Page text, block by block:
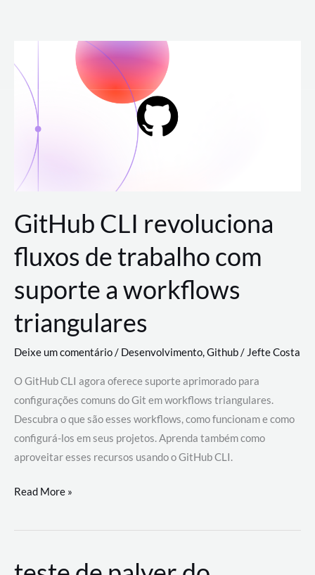
para
conteúdo
GitHub CLI revoluciona
fluxos de trabalho com
suporte a workflows
triangulares
Deixe um comentário/ Desenvolvimento,Github/ Jefte Costa
O GitHub CLI agora oferece suporte aprimorado para
configurações comuns do Git em workflows triangulares.
Descubra o que são esses workflows, como funcionam e como
configurá-los em seus projetos. Aprenda também como
aproveitar esses recursos usando o GitHub CLI.
GitHub
revoluciona
de
Read More »